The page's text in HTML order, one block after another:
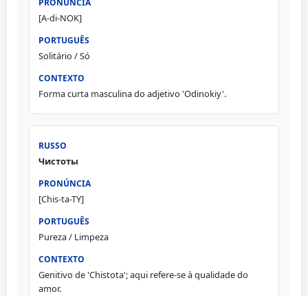
[A-di-NOK]
Solitário / Só
Forma curta masculina do adjetivo 'Odinokiy'.
Чистоты
[Chis-ta-TY]
Pureza / Limpeza
Genitivo de 'Chistota'; aqui refere-se à qualidade do
amor.